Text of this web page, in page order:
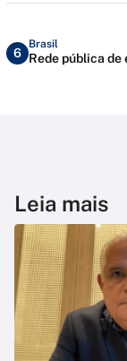
6
Brasil
Rede pública de
Leia mais